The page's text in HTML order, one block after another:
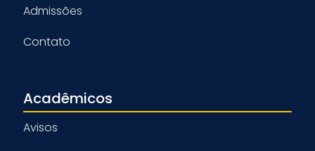
Admissões
Contato
Acadêmicos
Avisos